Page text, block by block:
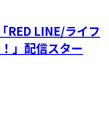
RED LINE/ライフ
」配信スター